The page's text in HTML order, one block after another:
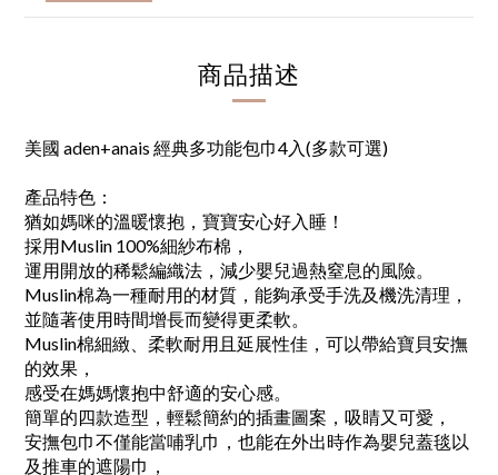
商品描述
美國 aden+anais 經典多功能包巾4入(多款可選)
產品特色：
猶如媽咪的溫暖懷抱，寶寶安心好入睡！
採用Muslin 100%細紗布棉，
運用開放的稀鬆編織法，減少嬰兒過熱窒息的風險。
Muslin棉為一種耐用的材質，能夠承受手洗及機洗清理，
並隨著使用時間增長而變得更柔軟。
Muslin棉細緻、柔軟耐用且延展性佳，可以帶給寶貝安撫
的效果，
感受在媽媽懷抱中舒適的安心感。
簡單的四款造型，輕鬆簡約的插畫圖案，吸睛又可愛，
安撫包巾不僅能當哺乳巾，也能在外出時作為嬰兒蓋毯以
及推車的遮陽巾，